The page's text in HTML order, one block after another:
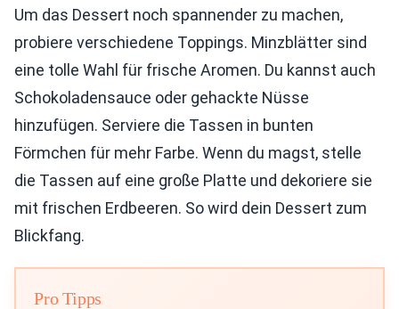
Um das Dessert noch spannender zu machen,
probiere verschiedene Toppings. Minzblätter sind
eine tolle Wahl für frische Aromen. Du kannst auch
Schokoladensauce oder gehackte Nüsse
hinzufügen. Serviere die Tassen in bunten
Förmchen für mehr Farbe. Wenn du magst, stelle
die Tassen auf eine große Platte und dekoriere sie
mit frischen Erdbeeren. So wird dein Dessert zum
Blickfang.
Pro Tipps